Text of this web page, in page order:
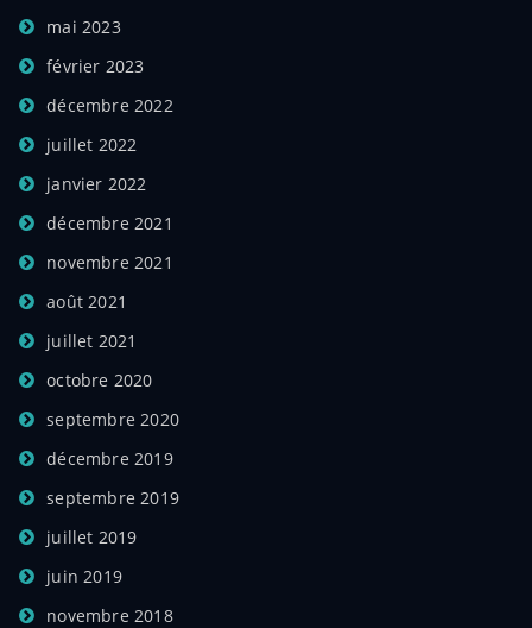
mai 2023
février 2023
décembre 2022
juillet 2022
janvier 2022
décembre 2021
novembre 2021
août 2021
juillet 2021
octobre 2020
septembre 2020
décembre 2019
septembre 2019
juillet 2019
juin 2019
novembre 2018